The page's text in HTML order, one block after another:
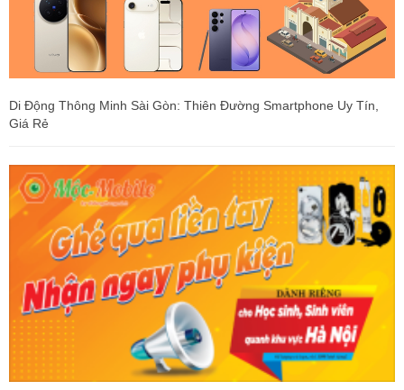
Di Động Thông Minh Sài Gòn: Thiên Đường Smartphone Uy Tín,
Giá Rẻ